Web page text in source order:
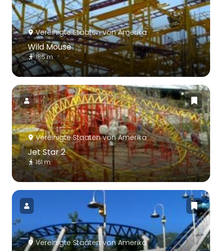
Vereinigte Staaten von Amerika
Wild Mouse
186 m
Vereinigte Staaten von Amerika
Jet Star 2
161 m
Vereinigte Staaten von Amerika